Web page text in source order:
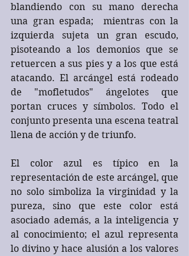
blandiendo con su mano derecha
una gran espada;  mientras con la
izquierda sujeta un gran escudo,
pisoteando a los demonios que se
retuercen a sus pies y a los que está
atacando. El arcángel está rodeado
de "mofletudos" ángelotes que
portan cruces y símbolos. Todo el
conjunto presenta una escena teatral
llena de acción y de triunfo.
El color azul es típico en la
representación de este arcángel, que
no solo simboliza la virginidad y la
pureza, sino que este color está
asociado además, a la inteligencia y
al conocimiento; el azul representa
lo divino y hace alusión a los valores